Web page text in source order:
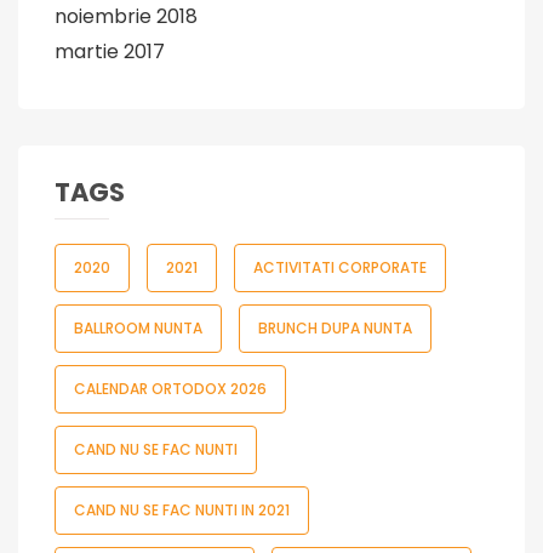
noiembrie 2018
martie 2017
TAGS
2020 2021 ACTIVITATI CORPORATE
BALLROOM NUNTA BRUNCH DUPA NUNTA
CALENDAR ORTODOX 2026
CAND NU SE FAC NUNTI
CAND NU SE FAC NUNTI IN 2021